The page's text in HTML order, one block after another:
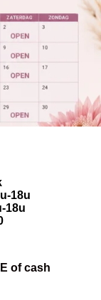
18u
18u
of cash